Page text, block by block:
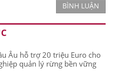
BÌNH LUẬN
Âu hỗ trợ 20 triệu Euro cho
quản lý rừng bền vững